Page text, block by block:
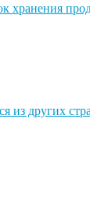
хранения
из других